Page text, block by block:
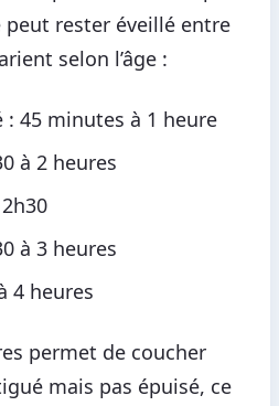
peut rester éveillé entre
selon l’âge :
: 45 minutes à 1 heure
à 2 heures
à 3 heures
4 heures
permet de coucher
mais pas épuisé, ce